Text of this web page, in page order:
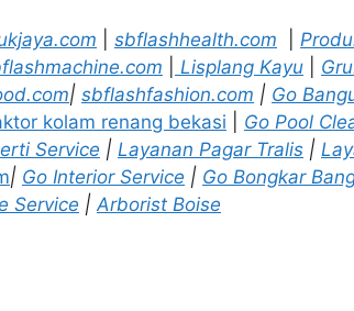
sbflashhealth.com
Lisplang Kayu
| sbflashfashion.com | Go
kolam renang bekasi Go Pool
Service | Layanan Pagar Tralis |
| Go Interior Service | Go Bongkar
Service | Arborist Boise